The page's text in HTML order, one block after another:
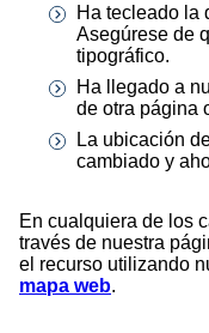
Ha tecleado la
Asegúrese de
tipográfico.
Ha llegado a
de otra página
La ubicación
cambiado y
En cualquiera de los
través de nuestra
el recurso utilizando
mapa web.